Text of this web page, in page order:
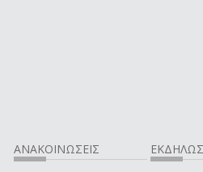
ΑΝΑΚΟΙΝΩΣΕΙΣ